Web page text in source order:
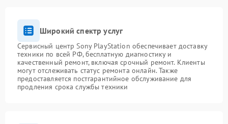
Широкий спектр услуг
Сервисный центр Sony PlayStation обеспечивает доставку
техники по всей РФ, бесплатную диагностику и
качественный ремонт, включая срочный ремонт. Клиенты
могут отслеживать статус ремонта онлайн. Также
предоставляется постгарантийное обслуживание для
продления срока службы техники